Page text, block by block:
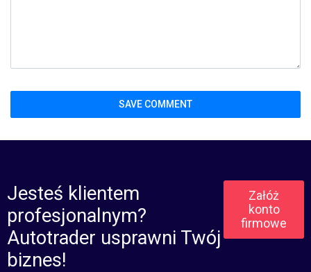
Jesteś klientem
profesjonalnym?
Autotrader usprawni Twój
biznes!
Załóż
konto
firmowe